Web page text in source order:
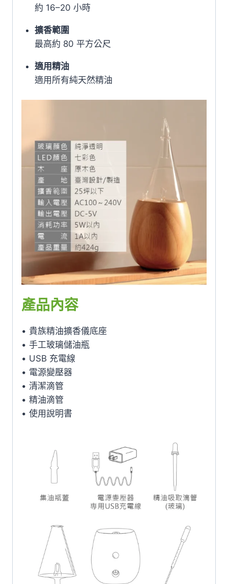
約 16–20 小時
擴香範圍
最高約 80 平方公尺
適用精油
適用所有純天然精油
產品內容
• 貴族精油擴香儀底座
• 手工玻璃儲油瓶
• USB 充電線
• 電源變壓器
• 清潔滴管
• 精油滴管
• 使用說明書